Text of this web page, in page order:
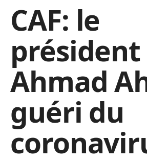
CAF: le
président
Ahmad
guéri du